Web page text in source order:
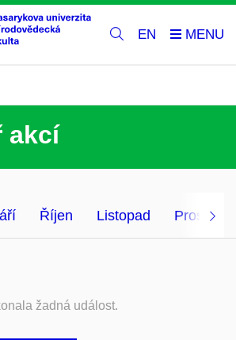
EN
akcí
Říjen Listopad Prosinec
žadná událost.